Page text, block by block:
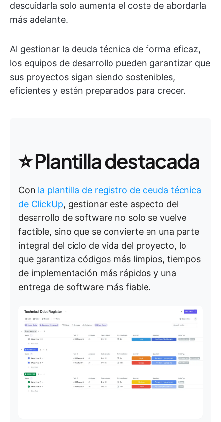
descuidarla solo aumenta el coste de abordarla
más adelante.
Al gestionar la deuda técnica de forma eficaz,
los equipos de desarrollo pueden garantizar que
sus proyectos sigan siendo sostenibles,
eficientes y estén preparados para crecer.
⭐Plantilla destacada
Con la plantilla de registro de deuda técnica
de ClickUp, gestionar este aspecto del
desarrollo de software no solo se vuelve
factible, sino que se convierte en una parte
integral del ciclo de vida del proyecto, lo
que garantiza códigos más limpios, tiempos
de implementación más rápidos y una
entrega de software más fiable.